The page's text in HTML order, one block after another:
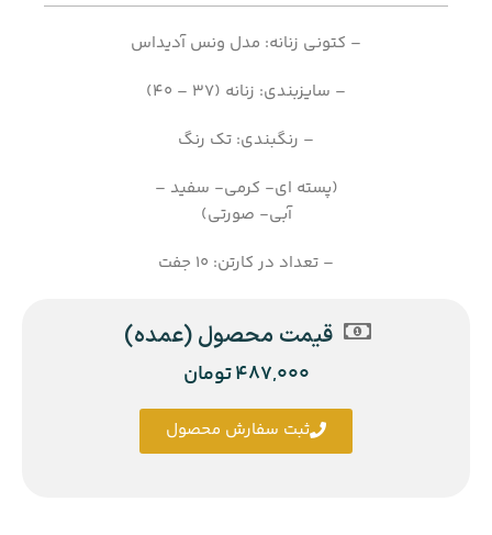
– کتونی زنانه: مدل ونس آدیداس
– سایزبندی: زنانه (37 – 40)
– رنگبندی: تک رنگ
(پسته ای- کرمی- سفید –
آبی- صورتی)
– تعداد در کارتن: 10 جفت
قیمت محصول (عمده)
487,000تومان
ثبت سفارش محصول